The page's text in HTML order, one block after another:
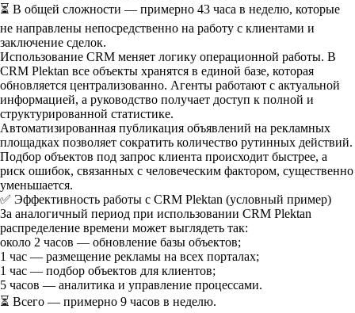
⏳ В общей сложности — примерно 43 часа в неделю, которые
не направлены непосредственно на работу с клиентами и
заключение сделок.
Использование CRM меняет логику операционной работы. В
CRM Plektan все объекты хранятся в единой базе, которая
обновляется централизованно. Агенты работают с актуальной
информацией, а руководство получает доступ к полной и
структурированной статистике.
Автоматизированная публикация объявлений на рекламных
площадках позволяет сократить количество рутинных действий.
Подбор объектов под запрос клиента происходит быстрее, а
риск ошибок, связанных с человеческим фактором, существенно
уменьшается.
✅ Эффективность работы с CRM Plektan (условный пример)
За аналогичный период при использовании CRM Plektan
распределение времени может выглядеть так:
около 2 часов — обновление базы объектов;
1 час — размещение рекламы на всех порталах;
1 час — подбор объектов для клиентов;
5 часов — аналитика и управление процессами.
⏳ Всего — примерно 9 часов в неделю.